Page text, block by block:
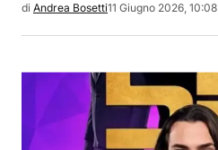
di Andrea Bosetti11 Giugno 2026, 10:08